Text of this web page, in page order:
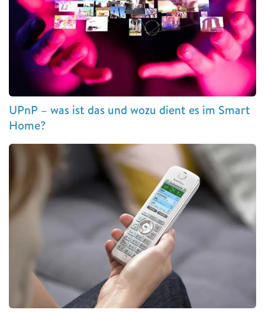
UPnP – was ist das und wozu dient es im Smart
Home?